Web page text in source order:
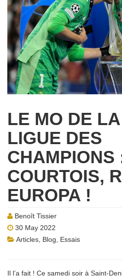
LE MO DE
LIGUE DES
CHAMPIONS
COURTOIS,
EUROPA !
Benoît Tissier
30 May 2022
Articles Blog
Essais
Il l’a fait ! Ce samedi soir à Saint-